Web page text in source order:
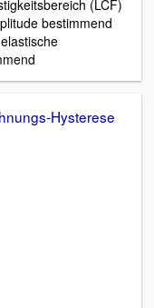
(LCF)
bestimmend
Hysterese